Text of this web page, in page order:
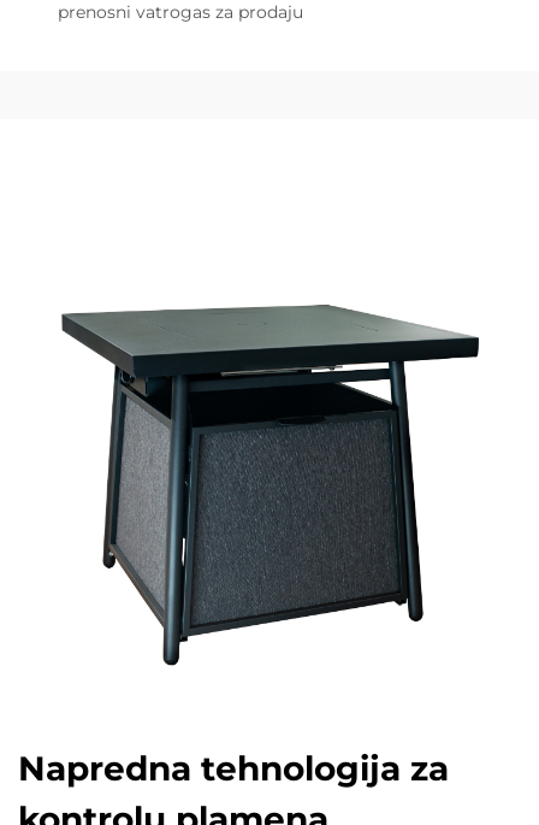
prenosni vatrogas za prodaju
Napredna tehnologija za